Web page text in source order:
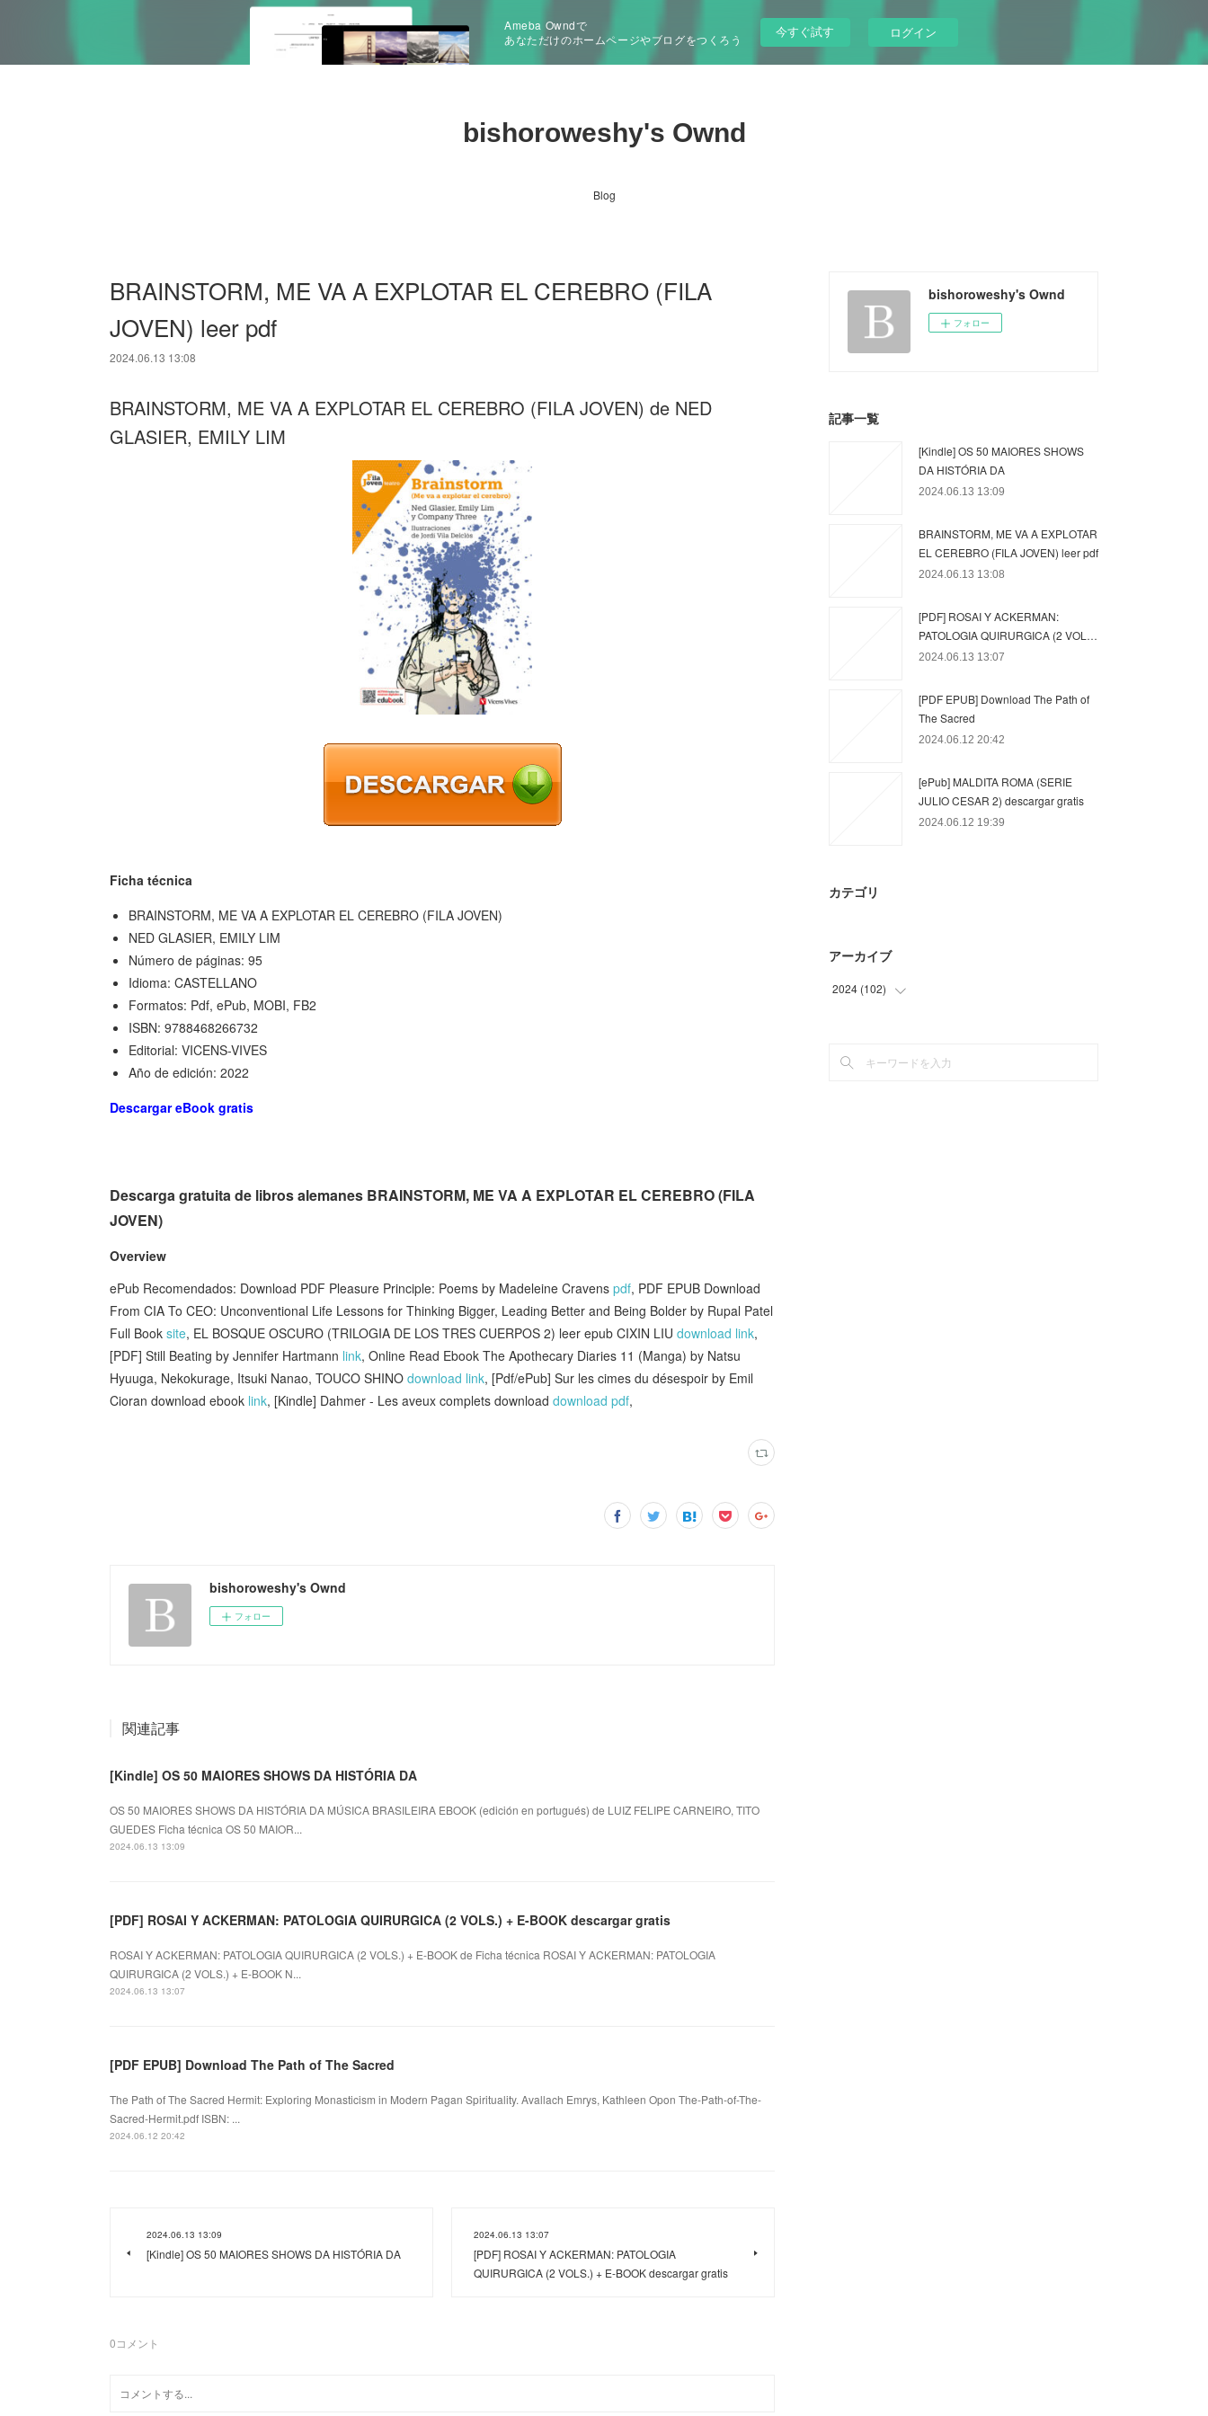
Ameba Owndで
あなただけのホームページやブログをつくろう
今すぐ試す ログイン
bishoroweshy's Ownd
Blog
BRAINSTORM, ME VA A EXPLOTAR EL CEREBRO (FILA
JOVEN) leer pdf
2024.06.13 13:08
BRAINSTORM, ME VA A EXPLOTAR EL CEREBRO (FILA JOVEN) de NED
GLASIER, EMILY LIM
Ficha técnica
BRAINSTORM, ME VA A EXPLOTAR EL CEREBRO (FILA JOVEN)
NED GLASIER, EMILY LIM
Número de páginas: 95
Idioma: CASTELLANO
Formatos: Pdf, ePub, MOBI, FB2
ISBN: 9788468266732
Editorial: VICENS-VIVES
Año de edición: 2022
Descargar eBook gratis
Descarga gratuita de libros alemanes BRAINSTORM, ME VA A EXPLOTAR EL CEREBRO (FILA
JOVEN)
Overview
ePub Recomendados: Download PDF Pleasure Principle: Poems by Madeleine Cravens pdf, PDF EPUB Download
From CIA To CEO: Unconventional Life Lessons for Thinking Bigger, Leading Better and Being Bolder by Rupal Patel
Full Book site, EL BOSQUE OSCURO (TRILOGIA DE LOS TRES CUERPOS 2) leer epub CIXIN LIU download link,
[PDF] Still Beating by Jennifer Hartmann link, Online Read Ebook The Apothecary Diaries 11 (Manga) by Natsu
Hyuuga, Nekokurage, Itsuki Nanao, TOUCO SHINO download link, [Pdf/ePub] Sur les cimes du désespoir by Emil
Cioran download ebook link, [Kindle] Dahmer - Les aveux complets download download pdf,
bishoroweshy's Ownd
フォロー
関連記事
[Kindle] OS 50 MAIORES SHOWS DA HISTÓRIA DA
OS 50 MAIORES SHOWS DA HISTÓRIA DA MÚSICA BRASILEIRA EBOOK (edición en portugués) de LUIZ FELIPE CARNEIRO, TITO
GUEDES Ficha técnica OS 50 MAIOR...
2024.06.13 13:09
[PDF] ROSAI Y ACKERMAN: PATOLOGIA QUIRURGICA (2 VOLS.) + E-BOOK descargar gratis
ROSAI Y ACKERMAN: PATOLOGIA QUIRURGICA (2 VOLS.) + E-BOOK de Ficha técnica ROSAI Y ACKERMAN: PATOLOGIA
QUIRURGICA (2 VOLS.) + E-BOOK N...
2024.06.13 13:07
[PDF EPUB] Download The Path of The Sacred
The Path of The Sacred Hermit: Exploring Monasticism in Modern Pagan Spirituality. Avallach Emrys, Kathleen Opon The-Path-of-The-
Sacred-Hermit.pdf ISBN: ...
2024.06.12 20:42
2024.06.13 13:09
[Kindle] OS 50 MAIORES SHOWS DA HISTÓRIA DA
2024.06.13 13:07
[PDF] ROSAI Y ACKERMAN: PATOLOGIA
QUIRURGICA (2 VOLS.) + E-BOOK descargar gratis
0コメント
bishoroweshy's Ownd
フォロー
記事一覧
[Kindle] OS 50 MAIORES SHOWS
DA HISTÓRIA DA
2024.06.13 13:09
BRAINSTORM, ME VA A EXPLOTAR
EL CEREBRO (FILA JOVEN) leer pdf
2024.06.13 13:08
[PDF] ROSAI Y ACKERMAN:
PATOLOGIA QUIRURGICA (2 VOL…
2024.06.13 13:07
[PDF EPUB] Download The Path of
The Sacred
2024.06.12 20:42
[ePub] MALDITA ROMA (SERIE
JULIO CESAR 2) descargar gratis
2024.06.12 19:39
カテゴリ
アーカイブ
2024 (102)